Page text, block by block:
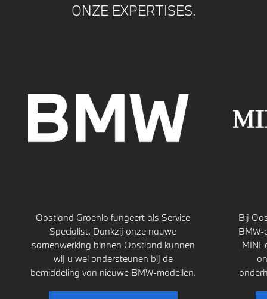
ONZE EXPERTISES.
Oostland Groenlo fungeert als Service
Specialist. Dankzij onze nauwe
samenwerking binnen Oostland kunnen
wij u wel ondersteunen bij de
bemiddeling van nieuwe BMW-modellen.
Bij
BMW-